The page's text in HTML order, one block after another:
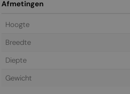
Afmetingen
Hoogte
Breedte
Diepte
Gewicht